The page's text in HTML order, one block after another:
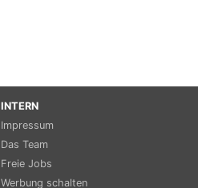
INTERN
Impressum
Das Team
Freie Jobs
Werbung schalten